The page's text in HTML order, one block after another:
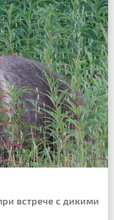
встрече с дикими